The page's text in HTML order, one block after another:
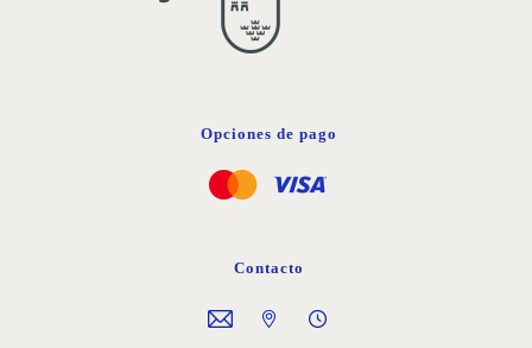
Opciones de pago
Contacto